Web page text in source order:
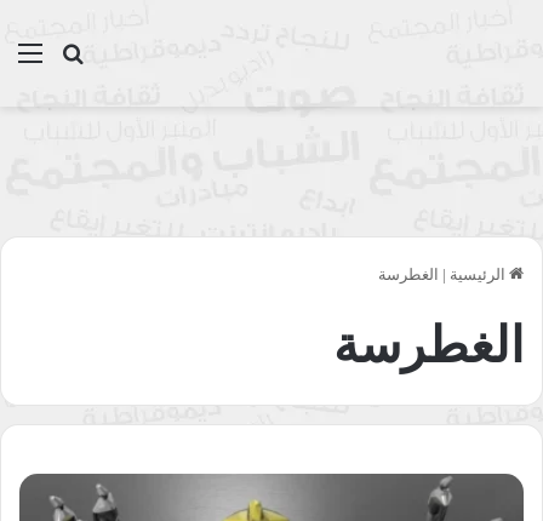
بحث
الرئيسية | الغطرسة
الغطرسة